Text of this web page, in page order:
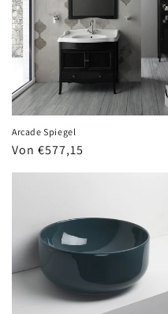
Arcade Spiegel
Normaler
Von €577,15